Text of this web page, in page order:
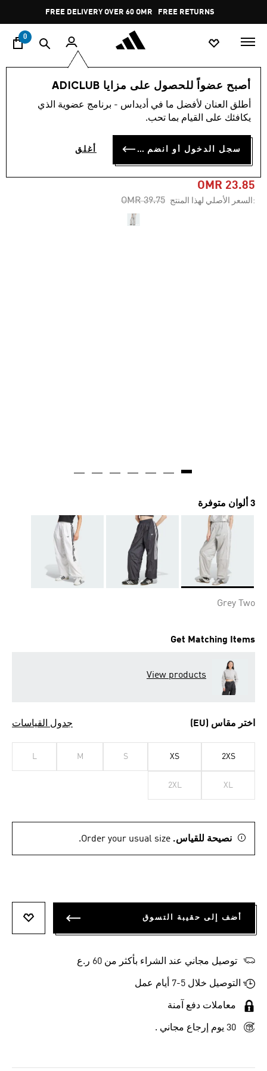
Pause
promotion
rotation
FREE DELIVERY OVER 60 OMR FREE RETURNS
0
أصبح عضواً للحصول على مزايا ADICLUB
أطلق العنان لأفضل ما في أديداس - برنامج عضوية الذي
يكافئك على القيام بما تحب.
سجل الدخول أو انضم الآن أغلق
النساء ملابس
-40%
بنطال رياضي ADICOLOR
TEAMGEIST OVERSIZED
OMR 23.85
:السعر الأصلي لهذا المنتج Price reduced from
OMR 39.75
to
3 ألوان متوفرة
Grey Two
Get Matching Items
View products
اختر مقاس (EU) جدول القياسات
2XS
XS
S
M
L
XL
2XL
نصيحة للقياس. Order your usual size.
أضف إلى حقيبة التسوق
توصيل مجاني عند الشراء بأكثر من 60 ر.ع
التوصيل خلال 5-7 أيام عمل
معاملات دفع آمنة